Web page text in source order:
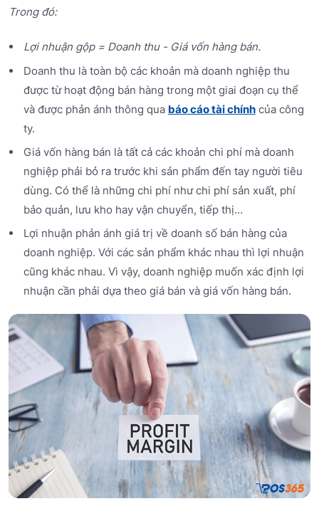
Trong đó:
Lợi nhuận gộp = Doanh thu - Giá vốn hàng bán.
Doanh thu là toàn bộ các khoản mà doanh nghiệp thu
được từ hoạt động bán hàng trong một giai đoạn cụ thể
và được phản ánh thông qua báo cáo tài chínhcủa công
ty.
Giá vốn hàng bán là tất cả các khoản chi phí mà doanh
nghiệp phải bỏ ra trước khi sản phẩm đến tay người tiêu
dùng. Có thể là những chi phí như chi phí sản xuất, phí
bảo quản, lưu kho hay vận chuyển, tiếp thị…
Lợi nhuận phản ánh giá trị về doanh số bán hàng của
doanh nghiệp. Với các sản phẩm khác nhau thì lợi nhuận
cũng khác nhau. Vì vậy, doanh nghiệp muốn xác định lợi
nhuận cần phải dựa theo giá bán và giá vốn hàng bán.